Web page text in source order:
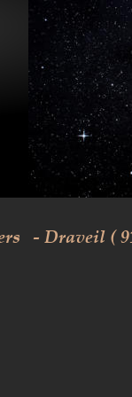
- Draveil (